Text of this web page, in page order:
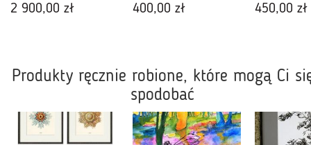
2 900,00 zł 400,00 zł 450,00 zł
Produkty ręcznie robione, które mogą Ci
spodobać